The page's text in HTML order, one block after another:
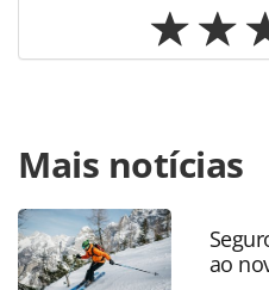
https://
turismo/mercado/2017/02/
operadoras-select-da-
ferramentas oferecidas na
produzido pela PANROTAS
Mais notícias
ao